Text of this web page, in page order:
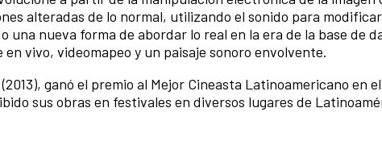
alteradas de lo normal, utilizando el sonido para
una nueva forma de abordar lo real en la era de la base de
vivo, videomapeo y un paisaje sonoro envolvente.
(2013), ganó el premio al Mejor Cineasta Latinoamericano en
sus obras en festivales en diversos lugares de